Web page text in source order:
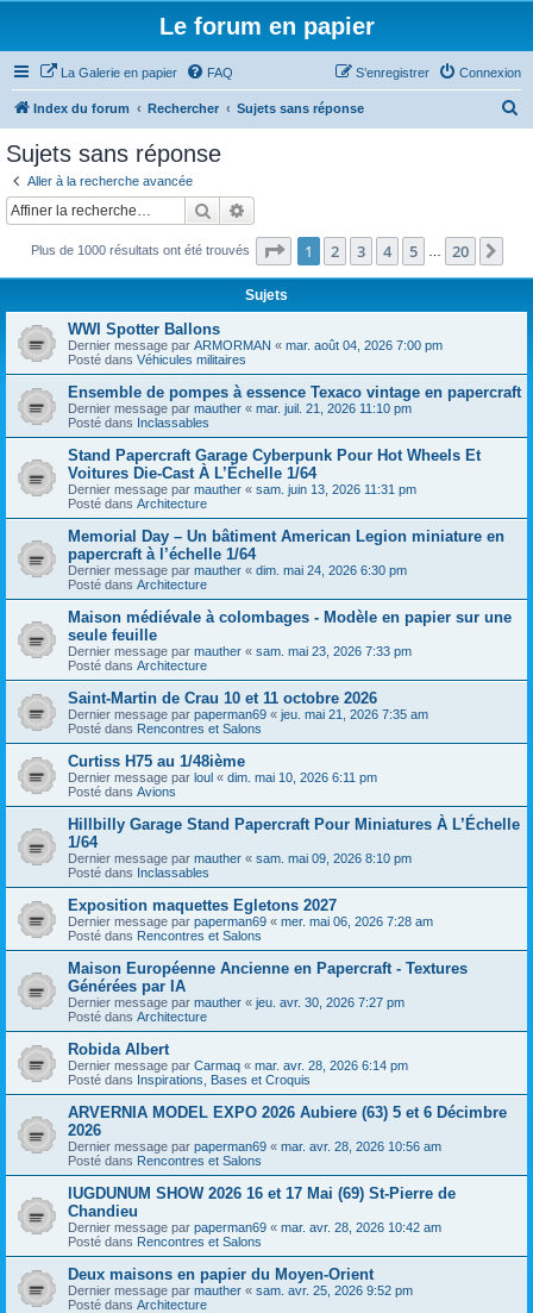
Le forum en papier
La Galerie en papier FAQ Connexion
S’enregistrer
Index du forum Rechercher Sujets sans réponse
c
Sujets sans réponse
Aller à la recherche avancée
Rechercher
Plus de 1000 résultats ont été trouvés Page 1sur20
1 2 3 4 5 20
Sujets
WWI Spotter Ballons
Dernier message par ARMORMAN « mar. août 04, 2026 7:00 pm
Posté dans Véhicules militaires
Ensemble de pompes à essence Texaco vintage en papercraft
Dernier message par mauther « mar. juil. 21, 2026 11:10 pm
Posté dans Inclassables
Stand Papercraft Garage Cyberpunk Pour Hot Wheels Et
Voitures Die-Cast À L’Échelle 1/64
Dernier message par mauther « sam. juin 13, 2026 11:31 pm
Posté dans Architecture
Memorial Day – Un bâtiment American Legion miniature en
papercraft à l’échelle 1/64
Dernier message par mauther « dim. mai 24, 2026 6:30 pm
Posté dans Architecture
Maison médiévale à colombages - Modèle en papier sur une
seule feuille
Dernier message par mauther « sam. mai 23, 2026 7:33 pm
Posté dans Architecture
Saint-Martin de Crau 10 et 11 octobre 2026
Dernier message par paperman69 « jeu. mai 21, 2026 7:35 am
Posté dans Rencontres et Salons
Curtiss H75 au 1/48ième
Dernier message par loul « dim. mai 10, 2026 6:11 pm
Posté dans Avions
Hillbilly Garage Stand Papercraft Pour Miniatures À L’Échelle
1/64
Dernier message par mauther « sam. mai 09, 2026 8:10 pm
Posté dans Inclassables
Exposition maquettes Egletons 2027
Dernier message par paperman69 « mer. mai 06, 2026 7:28 am
Posté dans Rencontres et Salons
Maison Européenne Ancienne en Papercraft - Textures
Générées par IA
Dernier message par mauther « jeu. avr. 30, 2026 7:27 pm
Posté dans Architecture
Robida Albert
Dernier message par Carmaq « mar. avr. 28, 2026 6:14 pm
Posté dans Inspirations, Bases et Croquis
ARVERNIA MODEL EXPO 2026 Aubiere (63) 5 et 6 Décimbre
2026
Dernier message par paperman69 « mar. avr. 28, 2026 10:56 am
Posté dans Rencontres et Salons
lUGDUNUM SHOW 2026 16 et 17 Mai (69) St-Pierre de
Chandieu
Dernier message par paperman69 « mar. avr. 28, 2026 10:42 am
Posté dans Rencontres et Salons
Deux maisons en papier du Moyen-Orient
Dernier message par mauther « sam. avr. 25, 2026 9:52 pm
Posté dans Architecture